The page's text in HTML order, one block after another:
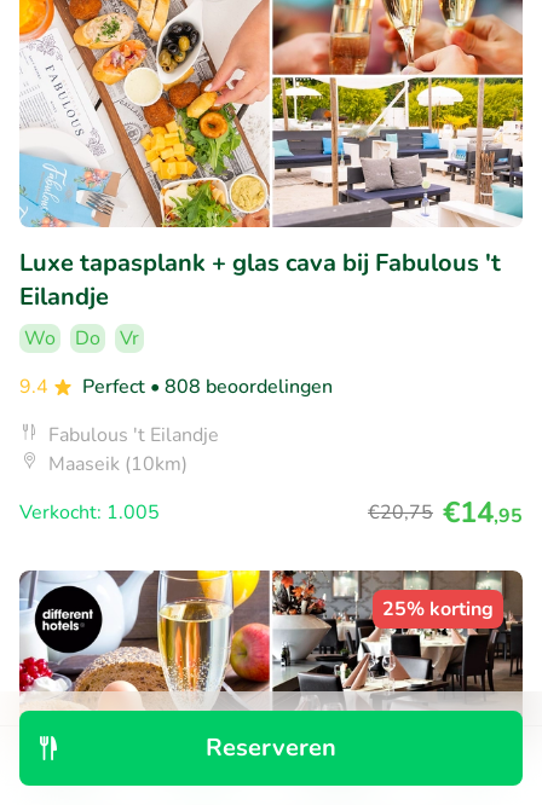
Reserveren
Luxe tapasplank + glas cava bij Fabulous 't
Eilandje
Wo Do
Vr
9.4
Perfect • 808 beoordelingen
Fabulous 't Eilandje
Maaseik (10km)
Verkocht: 1.005
€20,75 €14,95
25% korting